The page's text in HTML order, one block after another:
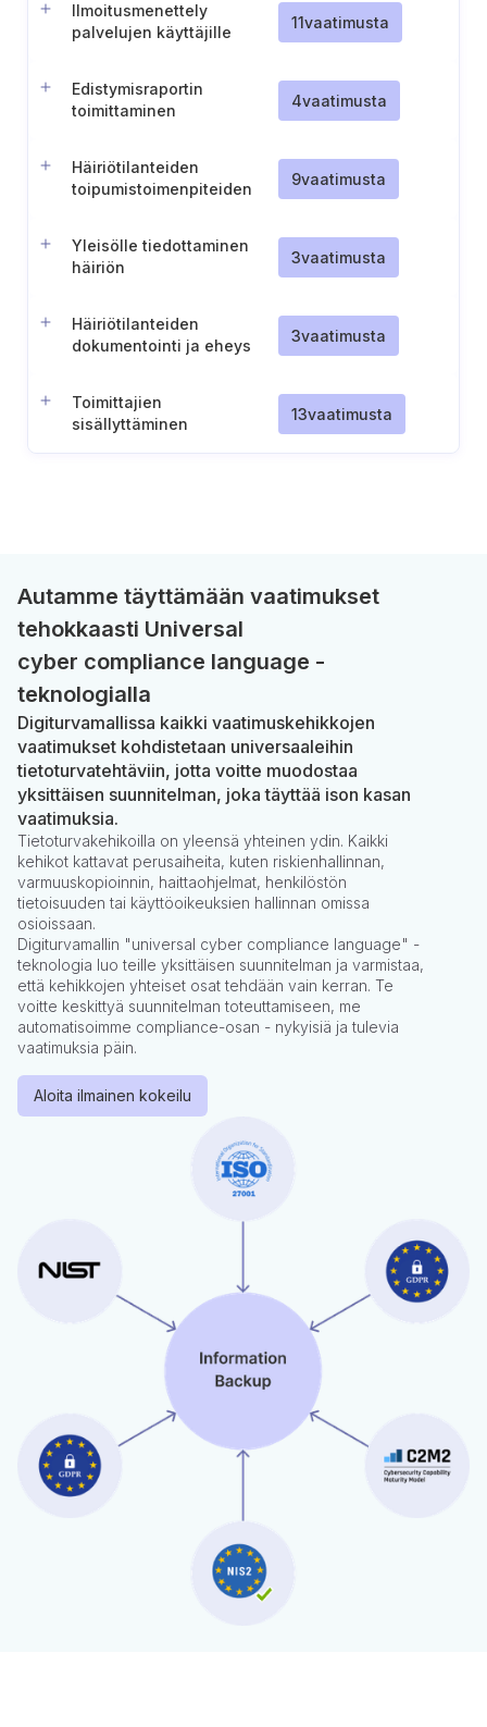
Ilmoitusmenettely
palvelujen käyttäjille
varalta
11vaatimusta
Edistymisraportin
toimittaminen
4vaatimusta
Häiriötilanteiden
toipumistoimenpiteiden
9vaatimusta
Yleisölle tiedottaminen
häiriön
3vaatimusta
Häiriötilanteiden
dokumentointi ja eheys
3vaatimusta
Toimittajien
sisällyttäminen
13vaatimusta
Autamme täyttämään vaatimukset
tehokkaasti Universal
cyber compliance language -
teknologialla
Digiturvamallissa kaikki vaatimuskehikkojen
vaatimukset kohdistetaan universaaleihin
tietoturvatehtäviin, jotta voitte muodostaa
yksittäisen suunnitelman, joka täyttää ison kasan
vaatimuksia.
Tietoturvakehikoilla on yleensä yhteinen ydin. Kaikki
kehikot kattavat perusaiheita, kuten riskienhallinnan,
varmuuskopioinnin, haittaohjelmat, henkilöstön
tietoisuuden tai käyttöoikeuksien hallinnan omissa
osioissaan.
Digiturvamallin "universal cyber compliance language" -
teknologia luo teille yksittäisen suunnitelman ja varmistaa,
että kehikkojen yhteiset osat tehdään vain kerran. Te
voitte keskittyä suunnitelman toteuttamiseen, me
automatisoimme compliance-osan - nykyisiä ja tulevia
vaatimuksia päin.
Aloita ilmainen kokeilu